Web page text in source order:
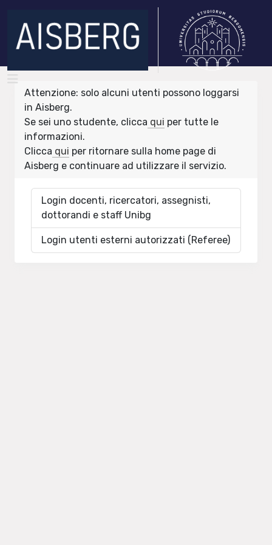
Attenzione: solo alcuni utenti possono loggarsi
in Aisberg.
Se sei uno studente, clicca qui per tutte le
informazioni.
Clicca qui per ritornare sulla home page di
Aisberg e continuare ad utilizzare il servizio.
Login docenti, ricercatori, assegnisti,
dottorandi e staff Unibg
Login utenti esterni autorizzati (Referee)